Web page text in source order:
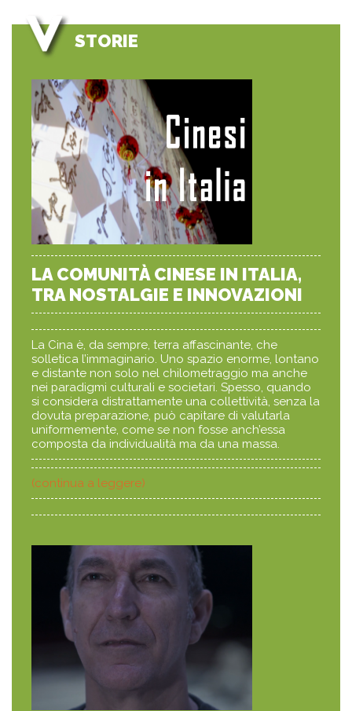
STORIE
LA COMUNITÀ CINESE IN ITALIA,
TRA NOSTALGIE E INNOVAZIONI
La Cina è, da sempre, terra affascinante, che
solletica l’immaginario. Uno spazio enorme, lontano
e distante non solo nel chilometraggio ma anche
nei paradigmi culturali e societari. Spesso, quando
si considera distrattamente una collettività, senza la
dovuta preparazione, può capitare di valutarla
uniformemente, come se non fosse anch’essa
composta da individualità ma da una massa.
(continua a leggere)